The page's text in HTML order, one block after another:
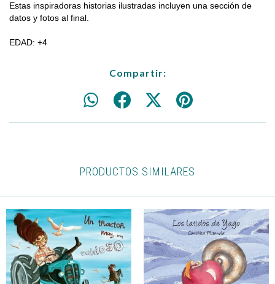
Estas inspiradoras historias ilustradas incluyen una sección de
datos y fotos al final.
EDAD: +4
Compartir:
PRODUCTOS SIMILARES